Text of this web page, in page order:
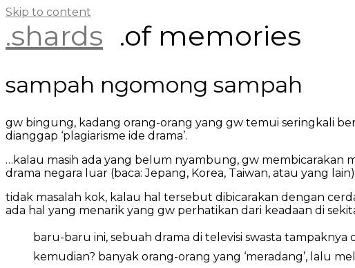
Skip to content
.shards .of memories
sampah ngomong sampah
gw bingung, kadang orang-orang yang gw temui seringkali
dianggap ‘plagiarisme ide drama’.
…kalau masih ada yang belum nyambung, gw membicarakan
drama negara luar (baca: Jepang, Korea, Taiwan, atau yang
tidak masalah kok, kalau hal tersebut dibicarakan dengan
ada hal yang menarik yang gw perhatikan dari keadaan di
baru-baru ini, sebuah drama di televisi swasta tampaknya
kemudian? banyak orang-orang yang ‘meradang’, lalu